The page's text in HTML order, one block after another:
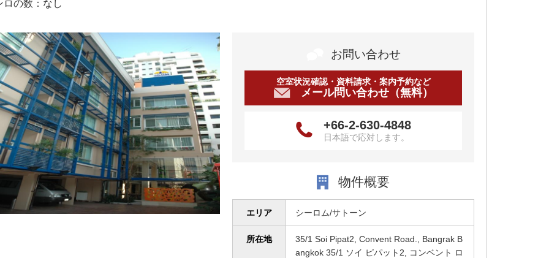
ロの数：なし
お問い合わせ
空室状況確認・資料請求・案内予約など
メール問い合わせ（無料）
+66-2-630-4848
日本語で応対します。
物件概要
エリア シーロム/サトーン
所在地
35/1 Soi Pipat2, Convent Road., Bangrak B
angkok 35/1 ソイ ピパット2, コンベント ロ